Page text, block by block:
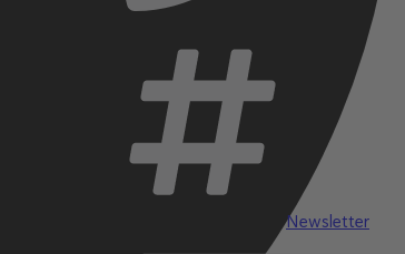
Social Media
Newsletter